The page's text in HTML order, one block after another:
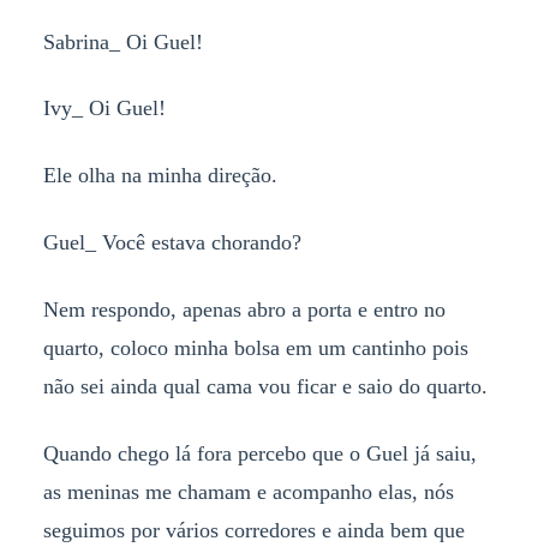
Sabrina_ Oi Guel!
Ivy_ Oi Guel!
Ele olha na minha direção.
Guel_ Você estava chorando?
Nem respondo, apenas abro a porta e entro no
quarto, coloco minha bolsa em um cantinho pois
não sei ainda qual cama vou ficar e saio do quarto.
Quando chego lá fora percebo que o Guel já saiu,
as meninas me chamam e acompanho elas, nós
seguimos por vários corredores e ainda bem que